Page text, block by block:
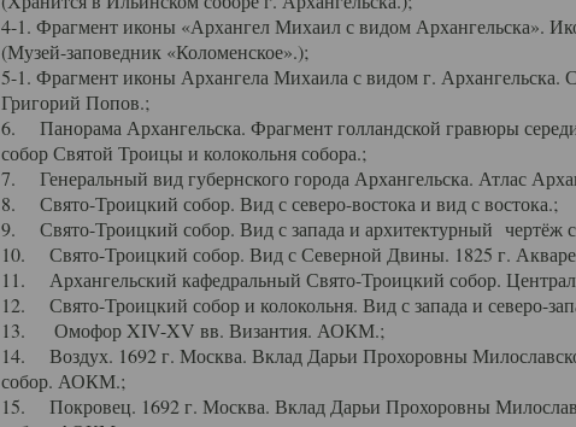
4-1. Фрагмент иконы «Архангел Михаил с видом Архангельска».
(Музей-заповедник «Коломенское».);
5-1. Фрагмент иконы Архангела Михаила с видом г. Архангельска.
Григорий Попов.;
6. Панорама Архангельска. Фрагмент голландской гравюры
собор Святой Троицы и колокольня собора.;
7. Генеральный вид губернского города Архангельска. Атлас
8. Свято-Троицкий собор. Вид с северо-востока и вид с востока.;
9. Свято-Троицкий собор. Вид с запада и архитектурный чертёж
10. Свято-Троицкий собор. Вид с Северной Двины. 1825 г.
11. Архангельский кафедральный Свято-Троицкий собор.
12. Свято-Троицкий собор и колокольня. Вид с запада и северо-
13. Омофор XIV-XV вв. Византия. АОКМ.;
14. Воздух. 1692 г. Москва. Вклад Дарьи Прохоровны
собор. АОКМ.;
15. Покровец. 1692 г. Москва. Вклад Дарьи Прохоровны